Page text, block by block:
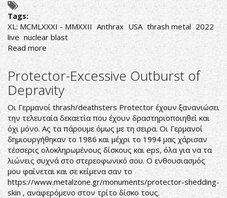
Tags:
XL: MCMLXXXI - MMXXII Anthrax USA thrash metal 2022
live nuclear blast
Read more about
Anthrax-
XL:
MCMLXXXI
-
MMXXII
Protector-Excessive Outburst of
Depravity
Οι Γερμανοί thrash/deathsters Protector έχουν ξανανιώσει
την τελευταία δεκαετία που έχουν δραστηριοποιηθεί και
όχι μόνο. Ας τα πάρουμε όμως με τη σειρα. Οι Γερμανοί
δημιουργήθηκαν το 1986 και μέχρι το 1994 μας χάρισαν
τέσσερις ολοκληρωμένους δίσκους και eps, όλα για να τα
λιώνεις συχνά στο στερεοφωνικό σου. Ο ενθουσιασμός
μου φαίνεται και σε κείμενα σαν το
https://www.metalzone.gr/monuments/protector-shedding-
skin, αναφερόμενο στον τρίτο δίσκο τους.